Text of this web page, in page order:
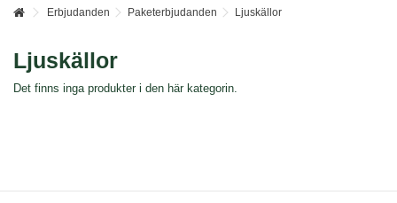
Erbjudanden Paketerbjudanden Ljuskällor
Ljuskällor
Det finns inga produkter i den här kategorin.